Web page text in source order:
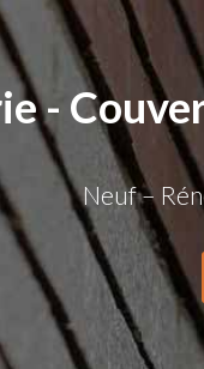
-
Neuf –